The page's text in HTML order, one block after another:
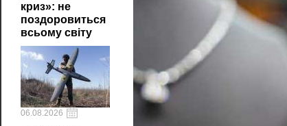
криз»: не
поздоровиться
всьому світу
06.08.2026